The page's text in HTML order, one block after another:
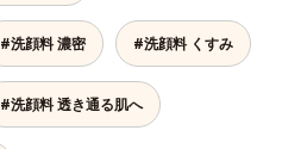
#洗顔料 濃密 #洗顔料 くすみ
#洗顔料 透き通る肌へ